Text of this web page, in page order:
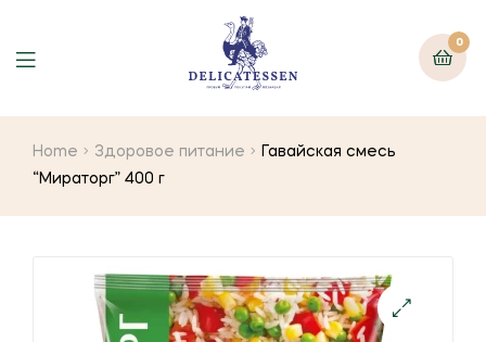
0
Home Здоровое питание
Гавайская смесь
“Мираторг” 400 г